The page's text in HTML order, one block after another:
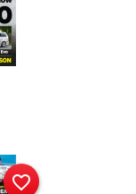
favorite_border